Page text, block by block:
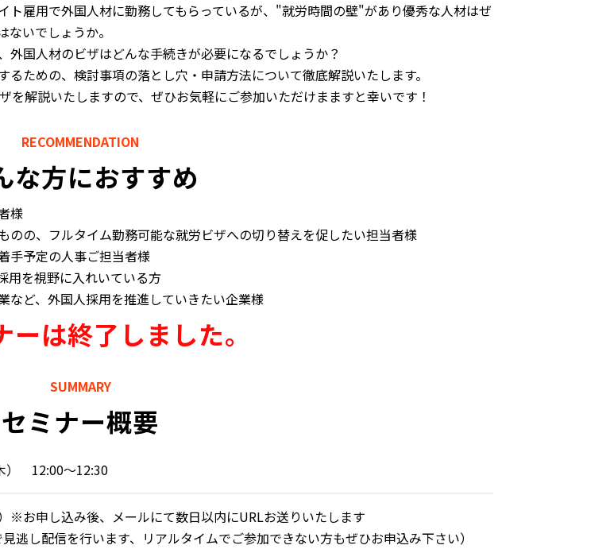
雇用で外国人材に勤務してもらっているが、"就労時間の壁"があり優秀な人材はぜ
いでしょうか。
国人材のビザはどんな手続きが必要になるでしょうか？
ための、検討事項の落とし穴・申請方法について徹底解説いたします。
を解説いたしますので、ぜひお気軽にご参加いただけまますと幸いです！
RECOMMENDATION
な方におすすめ
様
の、フルタイム勤務可能な就労ビザへの切り替えを促したい担当者様
手予定の人事ご担当者様
用を視野に入れいている方
ど、外国人採用を推進していきたい企業様
ーは終了しました。
SUMMARY
セミナー概要
） 12:00～12:30
※お申し込み後、メールにて数日以内にURLお送りいたします
見逃し配信を行います、リアルタイムでご参加できない方もぜひお申込み下さい）